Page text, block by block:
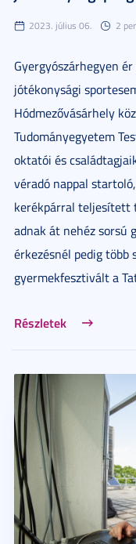
2023. július 06. 2
Gyergyószárhegyen
jótékonysági
Hódmezővásárhely
Tudományegyetem
oktatói és
véradó nappal
kerékpárral teljesített
adnak át nehéz sorsú
érkezésnél pedig több
gyermekfesztivált a
Részletek